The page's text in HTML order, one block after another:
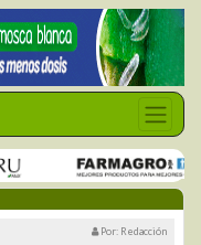
Por: Redacción